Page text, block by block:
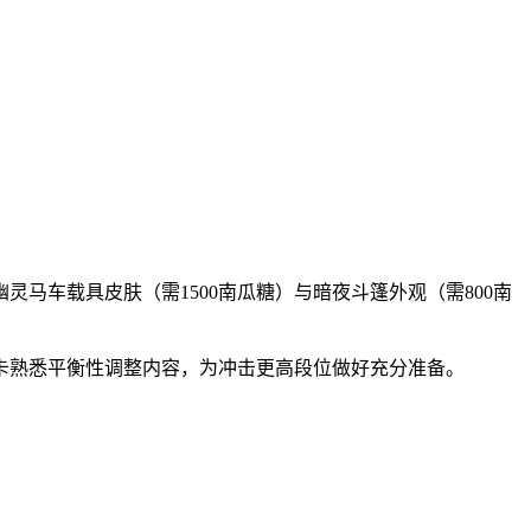
灵马车载具皮肤（需1500南瓜糖）与暗夜斗篷外观（需800南
悉平衡性调整内容，为冲击更高段位做好充分准备。